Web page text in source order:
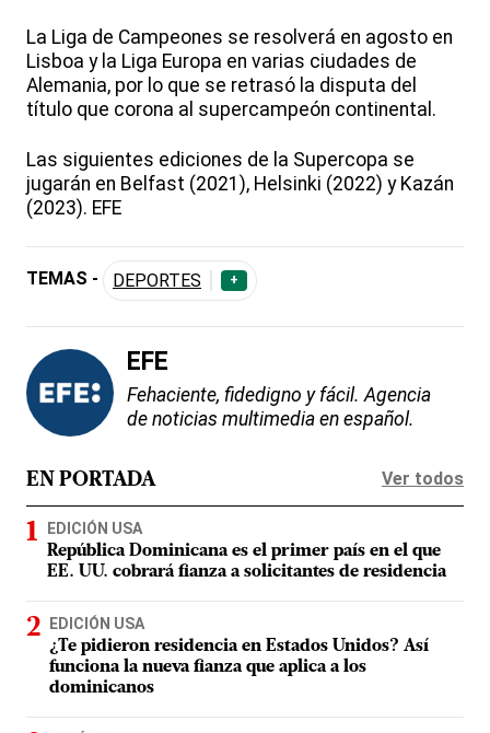
La Liga de Campeones se resolverá en agosto en
Lisboa y la Liga Europa en varias ciudades de
Alemania, por lo que se retrasó la disputa del
título que corona al supercampeón continental.
Las siguientes ediciones de la Supercopa se
jugarán en Belfast (2021), Helsinki (2022) y Kazán
(2023). EFE
TEMAS - DEPORTES +
EFE
Fehaciente, fidedigno y fácil. Agencia
de noticias multimedia en español.
EN PORTADA Ver todos
EDICIÓN USA
República Dominicana es el primer país en el que
EE. UU. cobrará fianza a solicitantes de residencia
EDICIÓN USA
¿Te pidieron residencia en Estados Unidos? Así
funciona la nueva fianza que aplica a los
dominicanos